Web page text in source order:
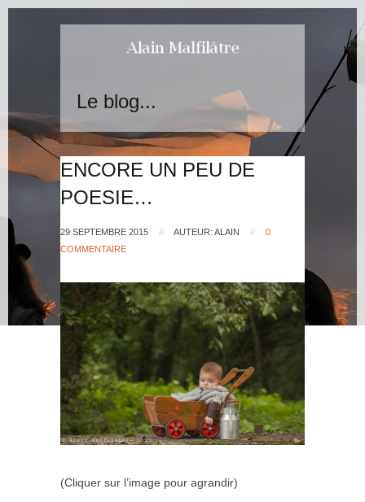
Le blog...
ENCORE UN PEU DE
POESIE…
29 SEPTEMBRE 2015 // AUTEUR: ALAIN //
0
COMMENTAIRE
(Cliquer sur l’image pour agrandir)